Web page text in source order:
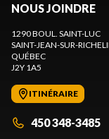
NOUS JOINDRE
1290 BOUL. SAINT-LUC
SAINT-JEAN-SUR-
QUÉBEC
J2Y 1A5
ITINÉRAIRE
450 348-3485